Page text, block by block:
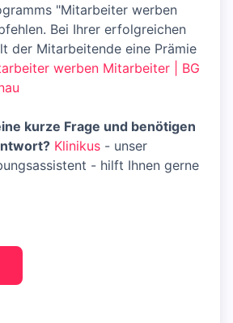
"Mitarbeiter werben
Bei Ihrer erfolgreichen
der Mitarbeitende eine Prämie
werben Mitarbeiter | BG
kurze Frage und benötigen
Klinikus - unser
- hilft Ihnen gerne